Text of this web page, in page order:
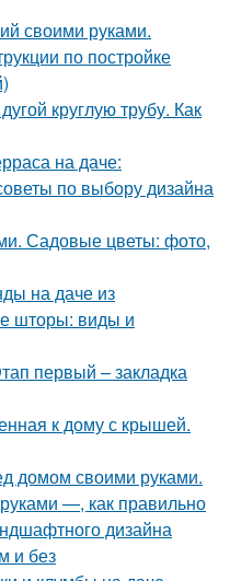
своими руками.
по постройке
круглую трубу. Как
на даче:
по выбору дизайна
Садовые цветы: фото,
на даче из
шторы: виды и
первый – закладка
к дому с крышей.
домом своими руками.
—, как правильно
дизайна
и без